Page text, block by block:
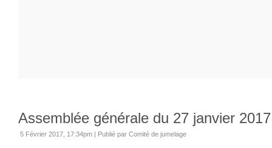
Assemblée générale du 27 janvier 2017
5 Février 2017, 17:34pm | Publié par Comité de jumelage